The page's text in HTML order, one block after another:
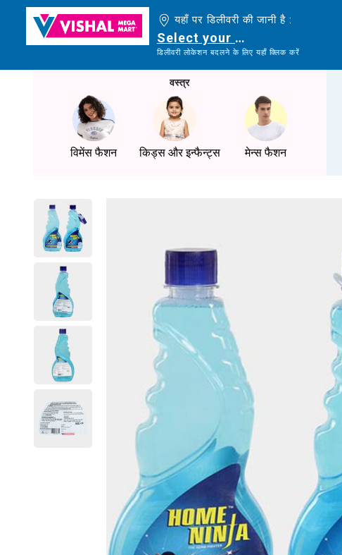
यहाँ पर डिलीवरी की जानी है :
Select your delivery location
डिलीवरी लोकेशन बदलने के लिए यहाँ क्लिक करें
वस्त्र
विमेंस फैशन किड्स और इन्फैन्ट्स मेन्स फैशन